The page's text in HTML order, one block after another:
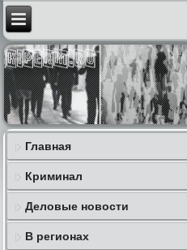
Главная
Криминал
Деловые новости
В регионах